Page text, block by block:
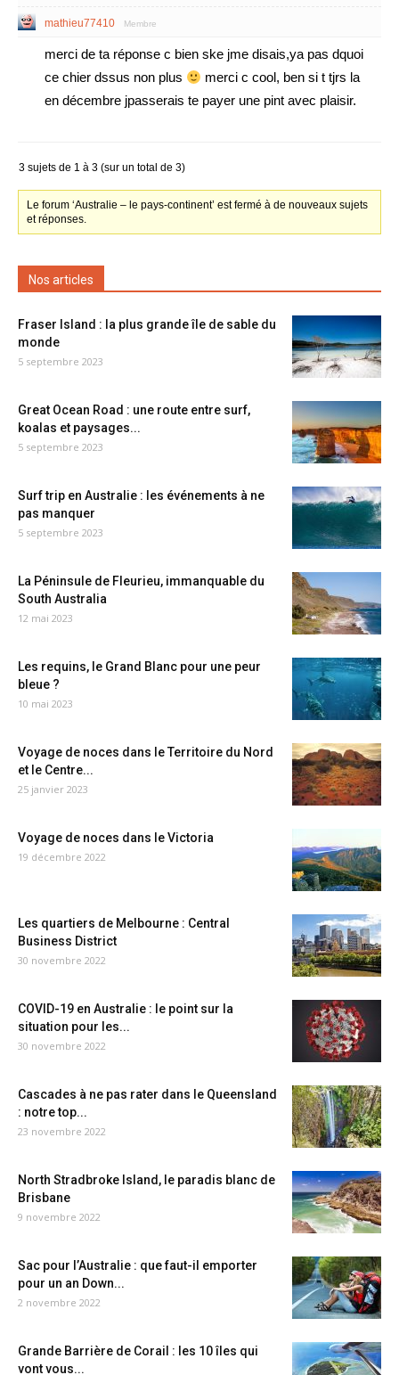
mathieu77410 Membre
merci de ta réponse c bien ske jme disais,ya pas dquoi
ce chier dssus non plus
merci c cool, ben si t tjrs la
en décembre jpasserais te payer une pint avec plaisir.
3 sujets de 1 à 3 (sur un total de 3)
Le forum ‘Australie – le pays-continent’ est fermé à de nouveaux sujets
et réponses.
Nos articles
Fraser Island : la plus grande île de sable du
monde
5 septembre 2023
Great Ocean Road : une route entre surf,
koalas et paysages...
5 septembre 2023
Surf trip en Australie : les événements à ne
pas manquer
5 septembre 2023
La Péninsule de Fleurieu, immanquable du
South Australia
12 mai 2023
Les requins, le Grand Blanc pour une peur
bleue ?
10 mai 2023
Voyage de noces dans le Territoire du Nord
et le Centre...
25 janvier 2023
Voyage de noces dans le Victoria
19 décembre 2022
Les quartiers de Melbourne : Central
Business District
30 novembre 2022
COVID-19 en Australie : le point sur la
situation pour les...
30 novembre 2022
Cascades à ne pas rater dans le Queensland
: notre top...
23 novembre 2022
North Stradbroke Island, le paradis blanc de
Brisbane
9 novembre 2022
Sac pour l’Australie : que faut-il emporter
pour un an Down...
2 novembre 2022
Grande Barrière de Corail : les 10 îles qui
vont vous...